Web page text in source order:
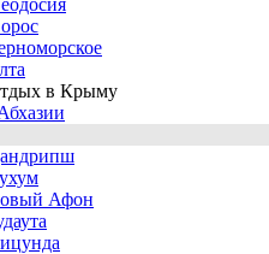
в Крыму
Афон